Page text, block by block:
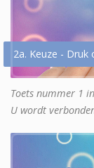
2a. Keuze -
Toets nummer 1
U wordt